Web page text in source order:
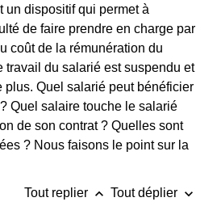
un dispositif qui permet à
de faire prendre en charge par
coût de la rémunération du
travail du salarié est suspendu et
plus. Quel salarié peut bénéficier
Quel salaire touche le salarié
de son contrat ? Quelles sont
? Nous faisons le point sur la
Tout replier keyboard_arrow_up Tout déplier keyboard_arrow_down